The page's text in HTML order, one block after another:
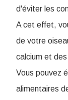
d'éviter les
A cet effet,
de votre
calcium et
Vous pouvez
alimentaires